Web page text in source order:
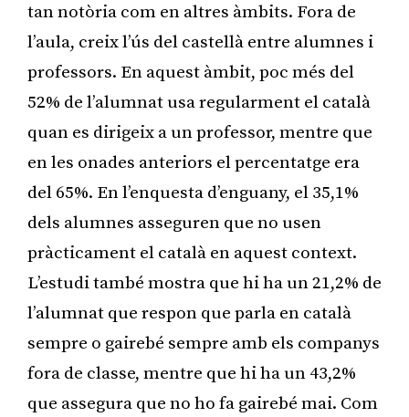
tan notòria com en altres àmbits. Fora de
l’aula, creix l’ús del castellà entre alumnes i
professors. En aquest àmbit, poc més del
52% de l’alumnat usa regularment el català
quan es dirigeix a un professor, mentre que
en les onades anteriors el percentatge era
del 65%. En l’enquesta d’enguany, el 35,1%
dels alumnes asseguren que no usen
pràcticament el català en aquest context.
L’estudi també mostra que hi ha un 21,2% de
l’alumnat que respon que parla en català
sempre o gairebé sempre amb els companys
fora de classe, mentre que hi ha un 43,2%
que assegura que no ho fa gairebé mai. Com